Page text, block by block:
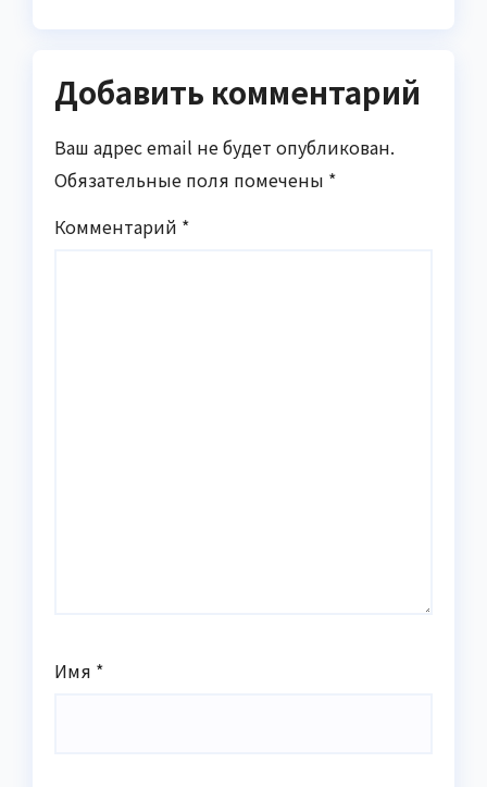
Добавить комментарий
Ваш адрес email не будет опубликован.
Обязательные поля помечены *
Комментарий *
Имя *